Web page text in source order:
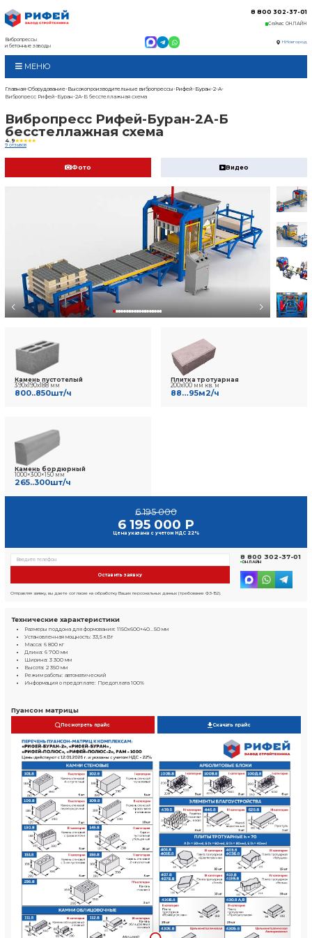
Вибропрессы
и бетонные заводы
Высокопроизводительные
Вибропресс Рифей-Буран-2А-Б бесстеллажная
Вибропресс
бесстеллажная
4.9
9 отзывов
Фото
Камень пустотелый
390х190х188 мм
800..850шт/ч